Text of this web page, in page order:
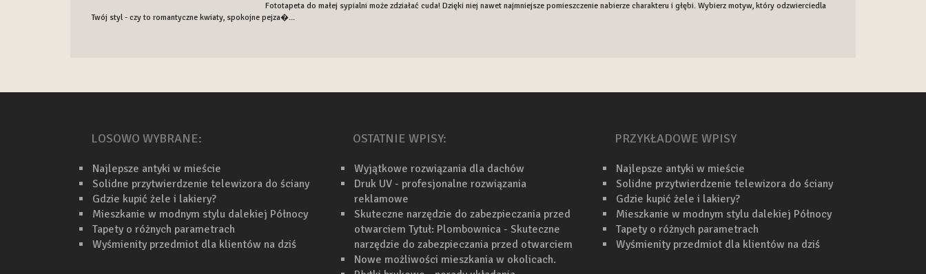
Fototapeta do małej sypialni może zdziałać cuda! Dzięki niej nawet najmniejsze pomieszczenie nabierze charakteru i głębi. Wybierz motyw, który odzwierciedla
Twój styl - czy to romantyczne kwiaty, spokojne pejza�...
LOSOWO WYBRANE:
Najlepsze antyki w mieście
Solidne przytwierdzenie telewizora do ściany
Gdzie kupić żele i lakiery?
Mieszkanie w modnym stylu dalekiej Północy
Tapety o różnych parametrach
Wyśmienity przedmiot dla klientów na dziś
OSTATNIE WPISY:
Wyjątkowe rozwiązania dla dachów
Druk UV - profesjonalne rozwiązania
reklamowe
Skuteczne narzędzie do zabezpieczania przed
otwarciem Tytuł: Plombownica - Skuteczne
narzędzie do zabezpieczania przed otwarciem
Nowe możliwości mieszkania w okolicach.
PRZYKŁADOWE WPISY
Najlepsze antyki w mieście
Solidne przytwierdzenie telewizora do ściany
Gdzie kupić żele i lakiery?
Mieszkanie w modnym stylu dalekiej Północy
Tapety o różnych parametrach
Wyśmienity przedmiot dla klientów na dziś